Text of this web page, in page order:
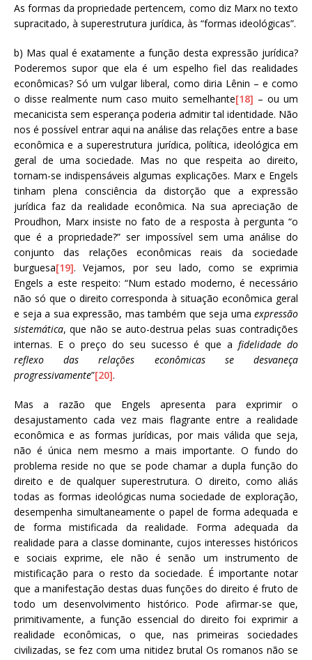
As formas da propriedade pertencem, como diz Marx no texto
supracitado, à superestrutura jurídica, às “formas ideológicas”.
b) Mas qual é exatamente a função desta expressão jurídica?
Poderemos supor que ela é um espelho fiel das realidades
econômicas? Só um vulgar liberal, como diria Lênin – e como
o disse realmente num caso muito semelhante[18] – ou um
mecanicista sem esperança poderia admitir tal identidade. Não
nos é possível entrar aqui na análise das relações entre a base
econômica e a superestrutura jurídica, política, ideológica em
geral de uma sociedade. Mas no que respeita ao direito,
tornam-se indispensáveis algumas explicações. Marx e Engels
tinham plena consciência da distorção que a expressão
jurídica faz da realidade econômica. Na sua apreciação de
Proudhon, Marx insiste no fato de a resposta à pergunta “o
que é a propriedade?” ser impossível sem uma análise do
conjunto das relações econômicas reais da sociedade
burguesa[19]. Vejamos, por seu lado, como se exprimia
Engels a este respeito: “Num estado moderno, é necessário
não só que o direito corresponda à situação econômica geral
e seja a sua expressão, mas também que seja uma expressão
sistemática, que não se auto-destrua pelas suas contradições
internas. E o preço do seu sucesso é que a fidelidade do
reflexo das relações econômicas se desvaneça
progressivamente”[20].
Mas a razão que Engels apresenta para exprimir o
desajustamento cada vez mais flagrante entre a realidade
econômica e as formas jurídicas, por mais válida que seja,
não é única nem mesmo a mais importante. O fundo do
problema reside no que se pode chamar a dupla função do
direito e de qualquer superestrutura. O direito, como aliás
todas as formas ideológicas numa sociedade de exploração,
desempenha simultaneamente o papel de forma adequada e
de forma mistificada da realidade. Forma adequada da
realidade para a classe dominante, cujos interesses históricos
e sociais exprime, ele não é senão um instrumento de
mistificação para o resto da sociedade. É importante notar
que a manifestação destas duas funções do direito é fruto de
todo um desenvolvimento histórico. Pode afirmar-se que,
primitivamente, a função essencial do direito foi exprimir a
realidade econômicas, o que, nas primeiras sociedades
civilizadas, se fez com uma nitidez brutal Os romanos não se